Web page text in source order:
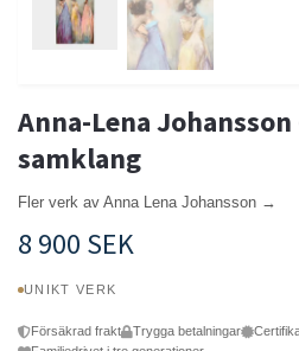
Anna-Lena Johansson
samklang
Fler verk av Anna Lena Johansson →
8 900 SEK
UNIKT VERK
Försäkrad frakt Trygga betalningar